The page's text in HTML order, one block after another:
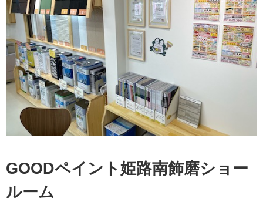
GOODペイント姫路南飾磨ショー
ルーム